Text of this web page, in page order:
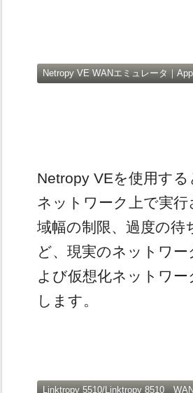
Netropy VE WANエミュレータ｜
Netropy VEを使用す
ネットワーク上で実
域幅の制限、過度の待
ど、現実のネットワ
よび仮想化ネットワ
します。
Linktropy 5510/Linktropy 8510